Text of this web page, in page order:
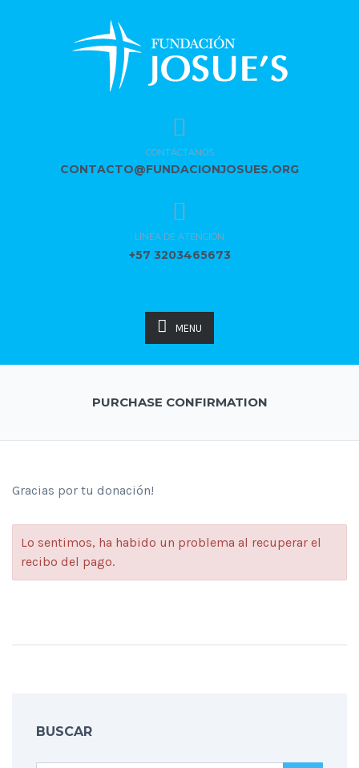
CONTÁCTANOS
CONTACTO@FUNDACIONJOSUES.ORG
LÍNEA DE ATENCIÓN
+57 3203465673
MENU
PURCHASE CONFIRMATION
Gracias por tu donación!
Lo sentimos, ha habido un problema al recuperar el
recibo del pago.
BUSCAR